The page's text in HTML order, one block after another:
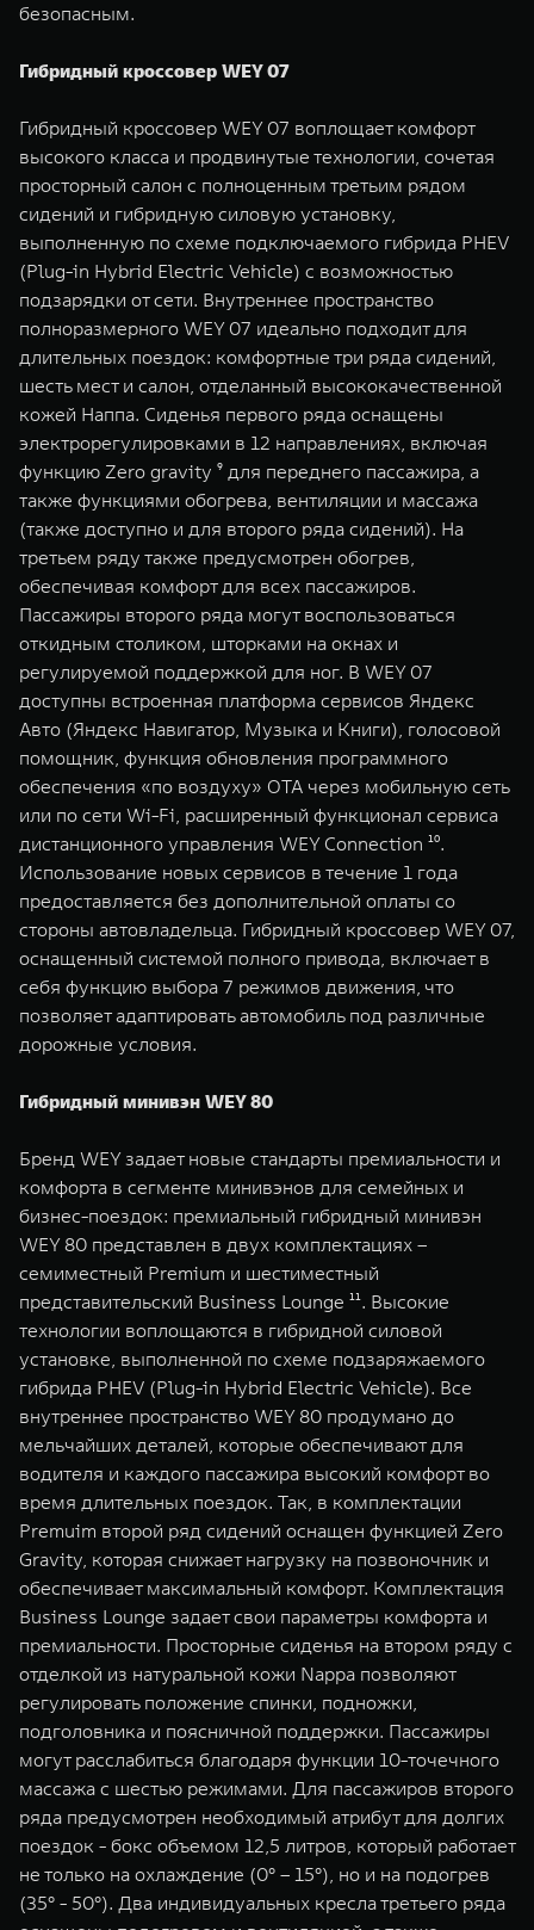
безопасным.
Гибридный кроссовер WEY 07
Гибридный кроссовер WEY 07 воплощает комфорт
высокого класса и продвинутые технологии, сочетая
просторный салон с полноценным третьим рядом
сидений и гибридную силовую установку,
выполненную по схеме подключаемого гибрида PHEV
(Plug-in Hybrid Electric Vehicle) с возможностью
подзарядки от сети. Внутреннее пространство
полноразмерного WEY 07 идеально подходит для
длительных поездок: комфортные три ряда сидений,
шесть мест и салон, отделанный высококачественной
кожей Наппа. Сиденья первого ряда оснащены
электрорегулировками в 12 направлениях, включая
функцию Zero gravity ⁹ для переднего пассажира, а
также функциями обогрева, вентиляции и массажа
(также доступно и для второго ряда сидений). На
третьем ряду также предусмотрен обогрев,
обеспечивая комфорт для всех пассажиров.
Пассажиры второго ряда могут воспользоваться
откидным столиком, шторками на окнах и
регулируемой поддержкой для ног. В WEY 07
доступны встроенная платформа сервисов Яндекс
Авто (Яндекс Навигатор, Музыка и Книги), голосовой
помощник, функция обновления программного
обеспечения «по воздуху» OTA через мобильную сеть
или по сети Wi-Fi, расширенный функционал сервиса
дистанционного управления WEY Connection ¹⁰.
Использование новых сервисов в течение 1 года
предоставляется без дополнительной оплаты со
стороны автовладельца. Гибридный кроссовер WEY 07,
оснащенный системой полного привода, включает в
себя функцию выбора 7 режимов движения, что
позволяет адаптировать автомобиль под различные
дорожные условия.
Гибридный минивэн WEY 80
Бренд WEY задает новые стандарты премиальности и
комфорта в сегменте минивэнов для семейных и
бизнес-поездок: премиальный гибридный минивэн
WEY 80 представлен в двух комплектациях –
семиместный Premium и шестиместный
представительский Business Lounge ¹¹. Высокие
технологии воплощаются в гибридной силовой
установке, выполненной по схеме подзаряжаемого
гибрида PHEV (Plug-in Hybrid Electric Vehicle). Все
внутреннее пространство WEY 80 продумано до
мельчайших деталей, которые обеспечивают для
водителя и каждого пассажира высокий комфорт во
время длительных поездок. Так, в комплектации
Premuim второй ряд сидений оснащен функцией Zero
Gravity, которая снижает нагрузку на позвоночник и
обеспечивает максимальный комфорт. Комплектация
Business Lounge задает свои параметры комфорта и
премиальности. Просторные сиденья на втором ряду с
отделкой из натуральной кожи Nappa позволяют
регулировать положение спинки, подножки,
подголовника и поясничной поддержки. Пассажиры
могут расслабиться благодаря функции 10-точечного
массажа с шестью режимами. Для пассажиров второго
ряда предусмотрен необходимый атрибут для долгих
поездок - бокс объемом 12,5 литров, который работает
не только на охлаждение (0° – 15°), но и на подогрев
(35° - 50°). Два индивидуальных кресла третьего ряда